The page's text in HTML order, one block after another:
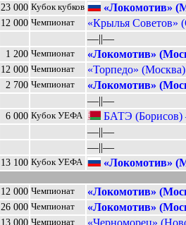
23 000 Кубок кубков «Локомотив»
12 000 Чемпионат «Крылья Советов»
––||––
1 200 Чемпионат «Локомотив»
12 000 Чемпионат «Торпедо»
2 700 Чемпионат «Локомотив»
––||––
6 000 Кубок УЕФА БАТЭ (Борисов)
––||––
––||––
13 100 Кубок УЕФА «Локомотив»
12 000 Чемпионат «Локомотив»
26 000 Чемпионат «Локомотив»
13 000 Чемпионат